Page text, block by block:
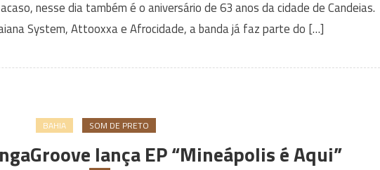
nesse dia também é o aniversário de 63 anos da cidade de Candeias.
System, Attooxxa e Afrocidade, a banda já faz parte do […]
BAHIA SOM DE PRETO
lança EP “Mineápolis é Aqui”